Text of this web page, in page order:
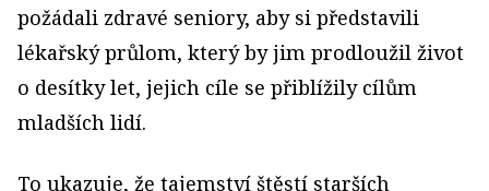
požádali zdravé seniory, aby si představili
lékařský průlom, který by jim prodloužil život
o desítky let, jejich cíle se přiblížily cílům
mladších lidí.
To ukazuje, že tajemství štěstí starších